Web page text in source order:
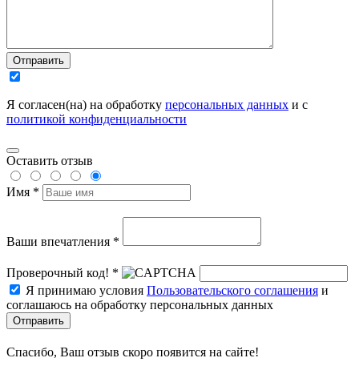
Отправить
Я согласен(на) на обработку персональных данных и с
политикой конфиденциальности
Оставить отзыв
Имя *
Ваши впечатления *
Проверочный код! *
Я принимаю условия Пользовательского соглашения и
соглашаюсь на обработку персональных данных
Отправить
Спасибо, Ваш отзыв скоро появится на сайте!